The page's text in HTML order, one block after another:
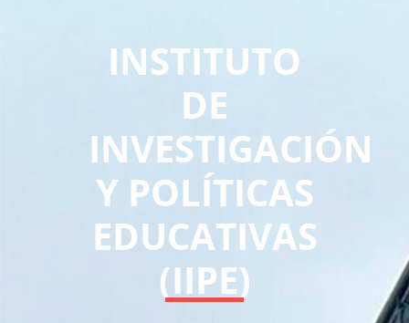
INSTITUTO
DE
INVESTIGACIÓN
Y POLÍTICAS
EDUCATIVAS
(IIPE)